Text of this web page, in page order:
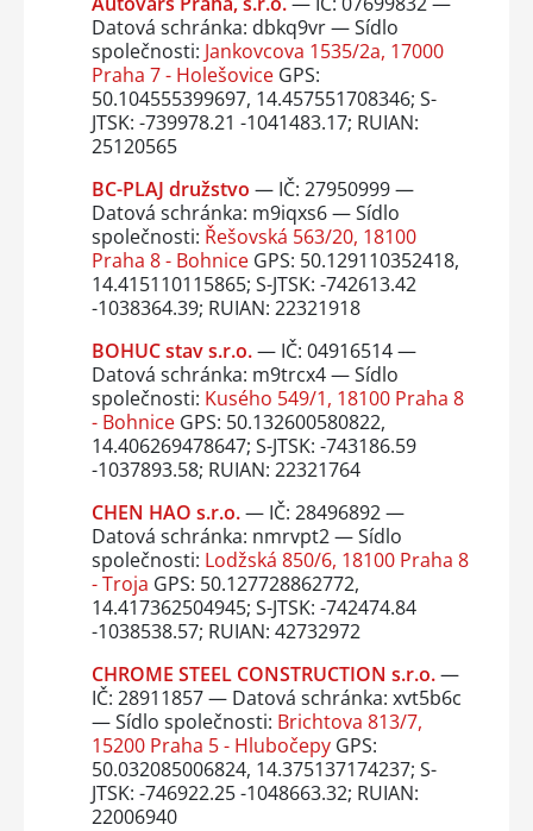
Datová schránka: dbkq9vr — Sídlo
společnosti: Jankovcova 1535/2a, 17000
Praha 7 - HolešoviceGPS:
50.104555399697, 14.457551708346; S-
JTSK: -739978.21 -1041483.17; RUIAN:
25120565
BC-PLAJ družstvo — IČ: 27950999 —
Datová schránka: m9iqxs6 — Sídlo
společnosti: Řešovská 563/20, 18100
Praha 8 - BohniceGPS: 50.129110352418,
14.415110115865; S-JTSK: -742613.42
-1038364.39; RUIAN: 22321918
BOHUC stav s.r.o.— IČ: 04916514 —
Datová schránka: m9trcx4 — Sídlo
společnosti: Kusého 549/1, 18100 Praha 8
- BohniceGPS: 50.132600580822,
14.406269478647; S-JTSK: -743186.59
-1037893.58; RUIAN: 22321764
CHEN HAO s.r.o.— IČ: 28496892 —
Datová schránka: nmrvpt2 — Sídlo
společnosti: Lodžská 850/6, 18100 Praha 8
- Troja GPS: 50.127728862772,
14.417362504945; S-JTSK: -742474.84
-1038538.57; RUIAN: 42732972
CHROME STEEL CONSTRUCTION s.r.o.—
IČ: 28911857 — Datová schránka: xvt5b6c
— Sídlo společnosti: Brichtova 813/7,
15200 Praha 5 - HlubočepyGPS:
50.032085006824, 14.375137174237; S-
JTSK: -746922.25 -1048663.32; RUIAN:
22006940